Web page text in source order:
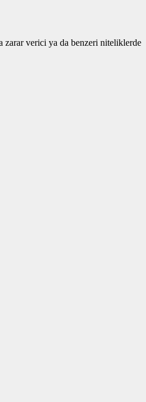
zarar verici ya da benzeri niteliklerde